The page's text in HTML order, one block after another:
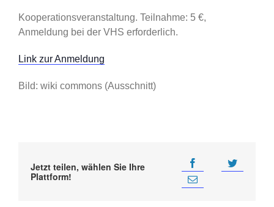
Kooperationsveranstaltung. Teilnahme: 5 €,
Anmeldung bei der VHS erforderlich.
Link zur Anmeldung
Bild: wiki commons (Ausschnitt)
Jetzt teilen, wählen Sie Ihre
Plattform!